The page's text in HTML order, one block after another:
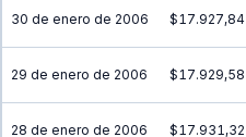
30 de enero de 2006 $17.927,84
29 de enero de 2006 $17.929,58
28 de enero de 2006 $17.931,32